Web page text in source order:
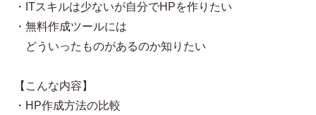
・ITスキルは少ないが自分でHPを作りたい
・無料作成ツールには
どういったものがあるのか知りたい
【こんな内容】
・HP作成方法の比較